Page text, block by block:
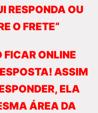
RESPONDA OU
O FRETE“
FICAR ONLINE
ASSIM
ELA
ÁREA DA